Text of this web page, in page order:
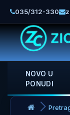
035/312-330
NOVO U
PONUDI